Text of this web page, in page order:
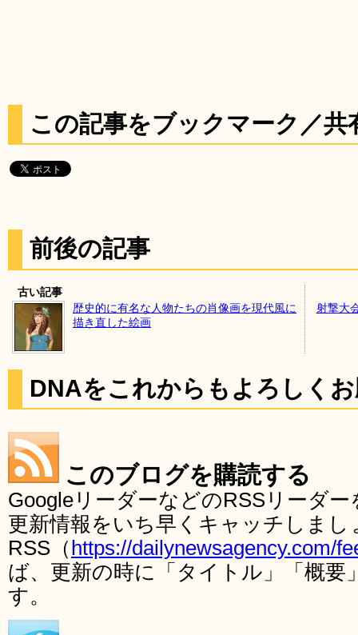
この記事をブックマーク／共
前後の記事
古い記事
歴史的に有名な人物たちの肖像画を現代風に
描き直した絵画
射撃大
DNAをこれからもよろしく
このブログを購読する
GoogleリーダーなどのRSSリーダ
更新情報をいち早くキャッチしま
RSS（ https://dailynewsagency.com/
ば、更新の時に「タイトル」「概要
す。